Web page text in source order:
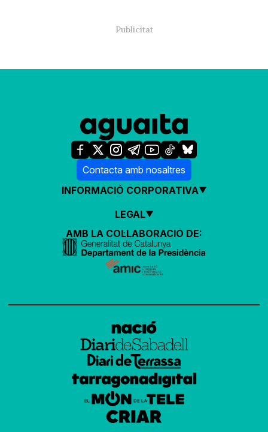
Contacta amb nosaltres
INFORMACIÓ CORPORATIVA
LEGAL
AMB LA COL·LABORACIÓ DE: